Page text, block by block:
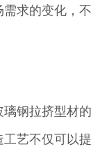
求的变化，不
钢拉挤型材的
艺不仅可以提